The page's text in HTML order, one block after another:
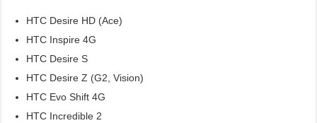
HTC Desire HD (Ace)
HTC Inspire 4G
HTC Desire S
HTC Desire Z (G2, Vision)
HTC Evo Shift 4G
HTC Incredible 2